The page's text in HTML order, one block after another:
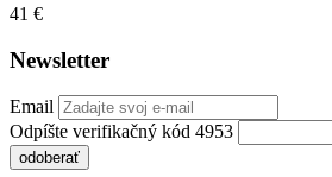
41 €
Newsletter
Email
Odpíšte verifikačný kód 4953
odoberať